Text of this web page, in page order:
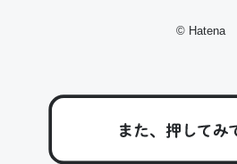
回線代ほとんどかからないですよ。
https://toyoshi.hatenablog.com/
34
© Hatena